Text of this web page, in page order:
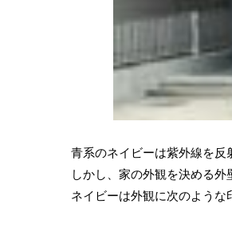
青系のネイビーは紫外線を反
しかし、家の外観を決める外
ネイビーは外観に次のような